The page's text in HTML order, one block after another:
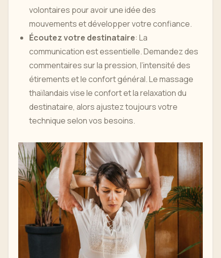
volontaires pour avoir une idée des
mouvements et développer votre confiance.
Écoutez votre destinataire: La
communication est essentielle. Demandez des
commentaires sur la pression, l’intensité des
étirements et le confort général. Le massage
thaïlandais vise le confort et la relaxation du
destinataire, alors ajustez toujours votre
technique selon vos besoins.